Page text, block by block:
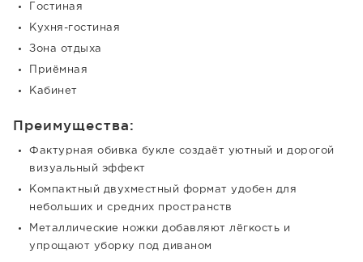
Гостиная
Кухня-гостиная
Зона отдыха
Приёмная
Кабинет
Преимущества:
Фактурная обивка букле создаёт уютный и дорогой
визуальный эффект
Компактный двухместный формат удобен для
небольших и средних пространств
Металлические ножки добавляют лёгкость и
упрощают уборку под диваном